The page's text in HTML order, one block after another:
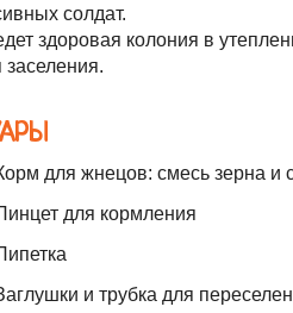
солдат.
здоровая колония в
заселения.
для жнецов: смесь зерна и
для кормления
и трубка для